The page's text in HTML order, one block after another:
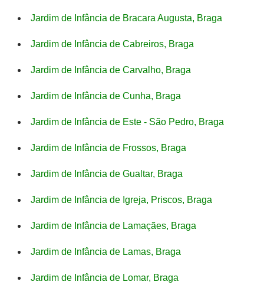
Jardim de Infância de Bracara Augusta, Braga
Jardim de Infância de Cabreiros, Braga
Jardim de Infância de Carvalho, Braga
Jardim de Infância de Cunha, Braga
Jardim de Infância de Este - São Pedro, Braga
Jardim de Infância de Frossos, Braga
Jardim de Infância de Gualtar, Braga
Jardim de Infância de Igreja, Priscos, Braga
Jardim de Infância de Lamaçães, Braga
Jardim de Infância de Lamas, Braga
Jardim de Infância de Lomar, Braga